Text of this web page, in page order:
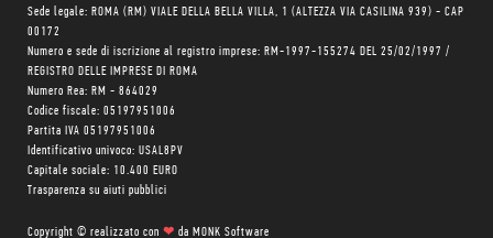
Sede legale: ROMA (RM) VIALE DELLA BELLA VILLA, 1 (ALTEZZA VIA CASILINA 939) - CAP
00172
Numero e sede di iscrizione al registro imprese: RM-1997-155274 DEL 25/02/1997 /
REGISTRO DELLE IMPRESE DI ROMA
Numero Rea: RM - 864029
Codice fiscale: 05197951006
Partita IVA 05197951006
Identificativo univoco: USAL8PV
Capitale sociale: 10.400 EURO
Trasparenza su aiuti pubblici
Copyright © realizzato con ❤ da MONK Software